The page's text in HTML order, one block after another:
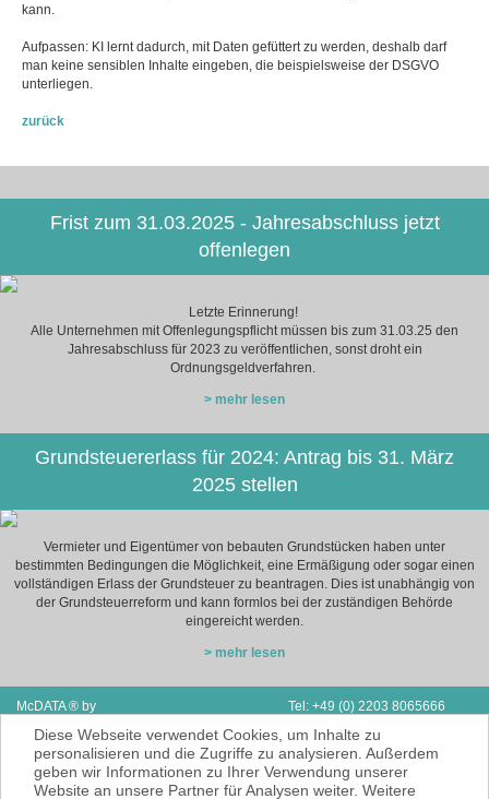
kann.
Aufpassen: KI lernt dadurch, mit Daten gefüttert zu werden, deshalb darf
man keine sensiblen Inhalte eingeben, die beispielsweise der DSGVO
unterliegen.
zurück
Frist zum 31.03.2025 - Jahresabschluss jetzt
offenlegen
Letzte Erinnerung!
Alle Unternehmen mit Offenlegungspflicht müssen bis zum 31.03.25 den
Jahresabschluss für 2023 zu veröffentlichen, sonst droht ein
Ordnungsgeldverfahren.
> mehr lesen
Grundsteuererlass für 2024: Antrag bis 31. März
2025 stellen
Vermieter und Eigentümer von bebauten Grundstücken haben unter
bestimmten Bedingungen die Möglichkeit, eine Ermäßigung oder sogar einen
vollständigen Erlass der Grundsteuer zu beantragen. Dies ist unabhängig von
der Grundsteuerreform und kann formlos bei der zuständigen Behörde
eingereicht werden.
> mehr lesen
McDATA ® by
P.O. Box 2410 | Ras Al Kaimah
Tel: +49 (0) 2203 8065666
E-Mail:info@mcdata.de
McDATA ist eine sehr gute Alternative zu
Ihrem Steuerberater zur Erbringung der
Diese Webseite verwendet Cookies, um Inhalte zu
personalisieren und die Zugriffe zu analysieren. Außerdem
geben wir Informationen zu Ihrer Verwendung unserer
Website an unsere Partner für Analysen weiter. Weitere